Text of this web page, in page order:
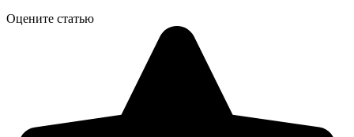
Оцените статью